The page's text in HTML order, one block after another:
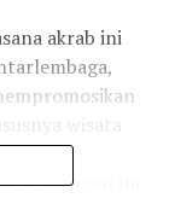
akrab ini
dalam
kunjungan ini